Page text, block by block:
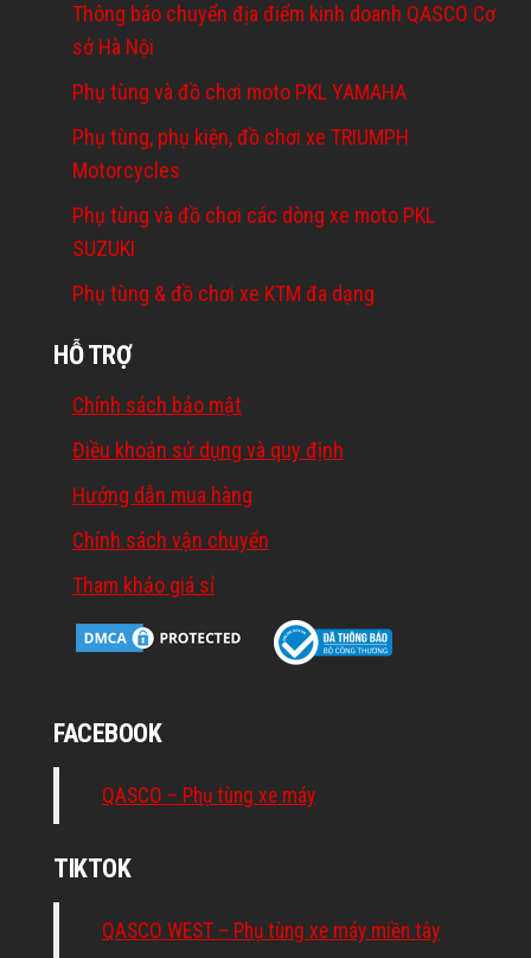
Thông báo chuyển địa điểm kinh doanh QASCO Cơ
sở Hà Nội
Phụ tùng và đồ chơi moto PKL YAMAHA
Phụ tùng, phụ kiện, đồ chơi xe TRIUMPH
Motorcycles
Phụ tùng và đồ chơi các dòng xe moto PKL
SUZUKI
Phụ tùng & đồ chơi xe KTM đa dạng
HỖ TRỢ
Chính sách bảo mật
Điều khoản sử dụng và quy định
Hướng dẫn mua hàng
Chính sách vận chuyển
Tham khảo giá sỉ
FACEBOOK
QASCO – Phụ tùng xe máy
TIKTOK
QASCO WEST – Phụ tùng xe máy miền tây